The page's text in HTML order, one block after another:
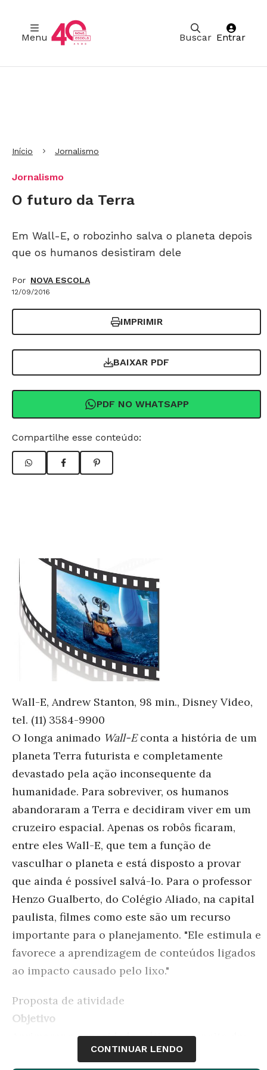
Buscar
Menu Entrar
Início Jornalismo
Jornalismo
O futuro da Terra
Em Wall-E, o robozinho salva o planeta depois
que os humanos desistiram dele
Por NOVA ESCOLA
12/09/2016
IMPRIMIR
BAIXAR PDF
PDF NO WHATSAPP
Compartilhe esse conteúdo:
Wall-E, Andrew Stanton, 98 min., Disney Video,
tel. (11) 3584-9900
O longa animado Wall-Econta a história de um
planeta Terra futurista e completamente
devastado pela ação inconsequente da
humanidade. Para sobreviver, os humanos
abandoraram a Terra e decidiram viver em um
cruzeiro espacial. Apenas os robôs ficaram,
entre eles Wall-E, que tem a função de
vasculhar o planeta e está disposto a provar
que ainda é possível salvá-lo. Para o professor
Henzo Gualberto, do Colégio Aliado, na capital
paulista, filmes como este são um recurso
importante para o planejamento. "Ele estimula e
favorece a aprendizagem de conteúdos ligados
ao impacto causado pelo lixo."
Proposta de atividade
Objetivo
Aprimorar a capacidade crítica a respeito das
demandas da população mundial por produtos
CONTINUAR LENDO